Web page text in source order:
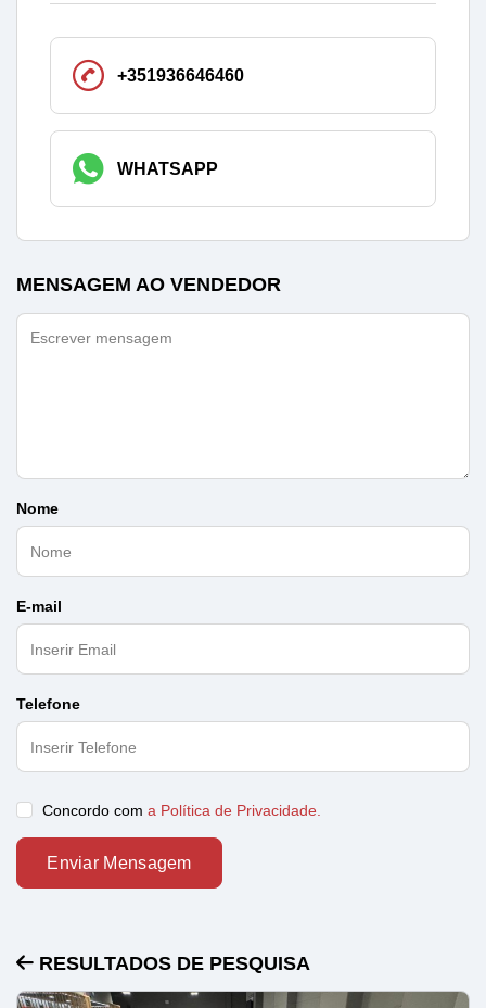
+351936646460
WHATSAPP
MENSAGEM AO VENDEDOR
Nome
E-mail
Telefone
Concordo com a Política de Privacidade.
Enviar Mensagem
RESULTADOS DE PESQUISA